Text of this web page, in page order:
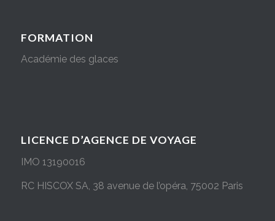
FORMATION
Académie des glaces
LICENCE D’AGENCE DE VOYAGE
IMO 13190016
RC HISCOX SA, 38 avenue de l’opéra, 75002 Paris